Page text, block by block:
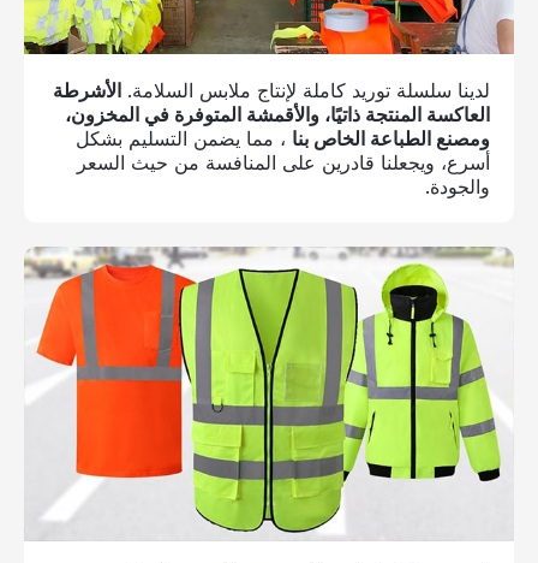
لدينا سلسلة توريد كاملة لإنتاج ملابس السلامة. الأشرطة
العاكسة المنتجة ذاتيًا، والأقمشة المتوفرة في المخزون،
ومصنع الطباعة الخاص بنا ، مما يضمن التسليم بشكل
أسرع، ويجعلنا قادرين على المنافسة من حيث السعر
والجودة.